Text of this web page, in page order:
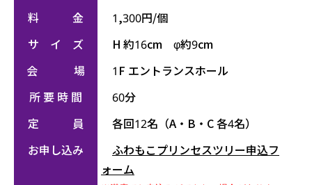
料 金
1,300円/個
サ イ ズ
H 約16cm φ約9cm
会 場
1F エントランスホール
所 要 時 間
60分
定 員
各回12名（A・B・C 各4名）
お申し込み
ふわもこプリンセスツリー申込フ
ォーム